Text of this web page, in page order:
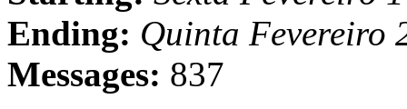
Ending: Quinta Fevereiro
Messages: 837